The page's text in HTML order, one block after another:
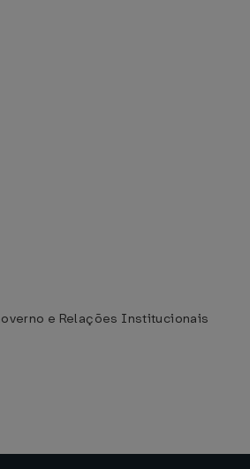
e Relações Institucionais